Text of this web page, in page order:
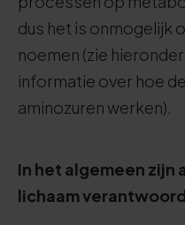
dus het is onmogelijk
noemen (zie
informatie over hoe
aminozuren werken).
In het algemeen zijn
lichaam